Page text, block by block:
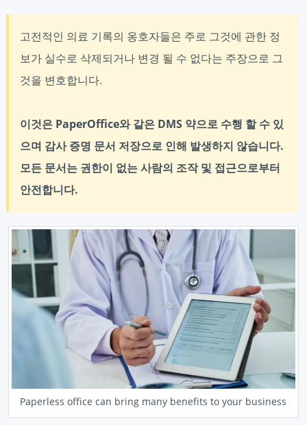
고전적인 의료 기록의 옹호자들은 주로 그것에 관한 정
보가 실수로 삭제되거나 변경 될 수 없다는 주장으로 그
것을 변호합니다.
이것은 PaperOffice와 같은 DMS 약으로 수행 할 수 있
으며 감사 증명 문서 저장으로 인해 발생하지 않습니다.
모든 문서는 권한이 없는 사람의 조작 및 접근으로부터
안전합니다.
Paperless office can bring many benefits to your business